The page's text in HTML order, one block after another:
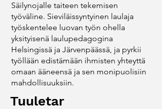
Säilynojalle taiteen tekemisen
työväline. Sieviläissyntyinen laulaja
työskentelee luovan työn ohella
yksityisenä laulupedagogina
Helsingissä ja Järvenpäässä, ja pyrkii
työllään edistämään ihmisten yhteyttä
omaan ääneensä ja sen monipuolisiin
mahdollisuuksiin.
Tuuletar